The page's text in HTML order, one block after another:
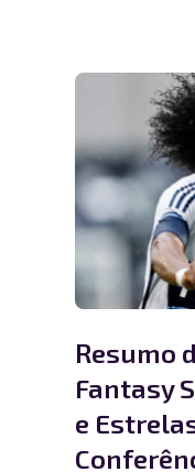
Resumo
Fantasy
e